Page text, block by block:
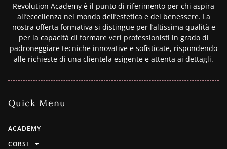
Revolution Academy è il punto di riferimento per chi aspira
all’eccellenza nel mondo dell’estetica e del benessere. La
nostra offerta formativa si distingue per l’altissima qualità e
per la capacità di formare veri professionisti in grado di
padroneggiare tecniche innovative e sofisticate, rispondendo
alle richieste di una clientela esigente e attenta ai dettagli.
Quick Menu
ACADEMY
CORSI